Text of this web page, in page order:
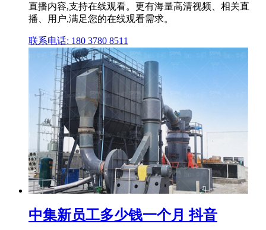
直播内容,支持在线观看。更有海量高清视频、相关直
播、用户,满足您的在线观看需求。
联系电话: 180 3780 8511
中集新员工多少钱一个月 抖音